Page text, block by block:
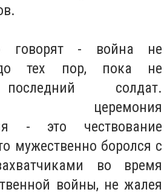
говорят - война не
до тех пор, пока не
солдат.
церемония
- это чествование
мужественно боролся с
во время
войны, не жалея